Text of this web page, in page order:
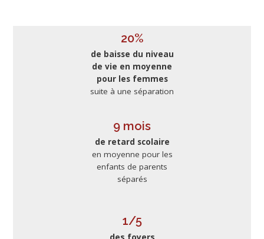
20%
de baisse du niveau
de vie en moyenne
pour les femmes
suite à une séparation
9 mois
de retard scolaire
en moyenne pour les
enfants de parents
séparés
1/5